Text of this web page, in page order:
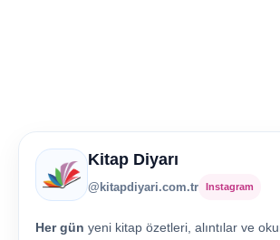
Kitap Diyarı
@kitapdiyari.com.tr Instagram
Her gün yeni kitap özetleri, alıntılar ve